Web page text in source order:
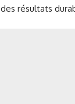
résultats